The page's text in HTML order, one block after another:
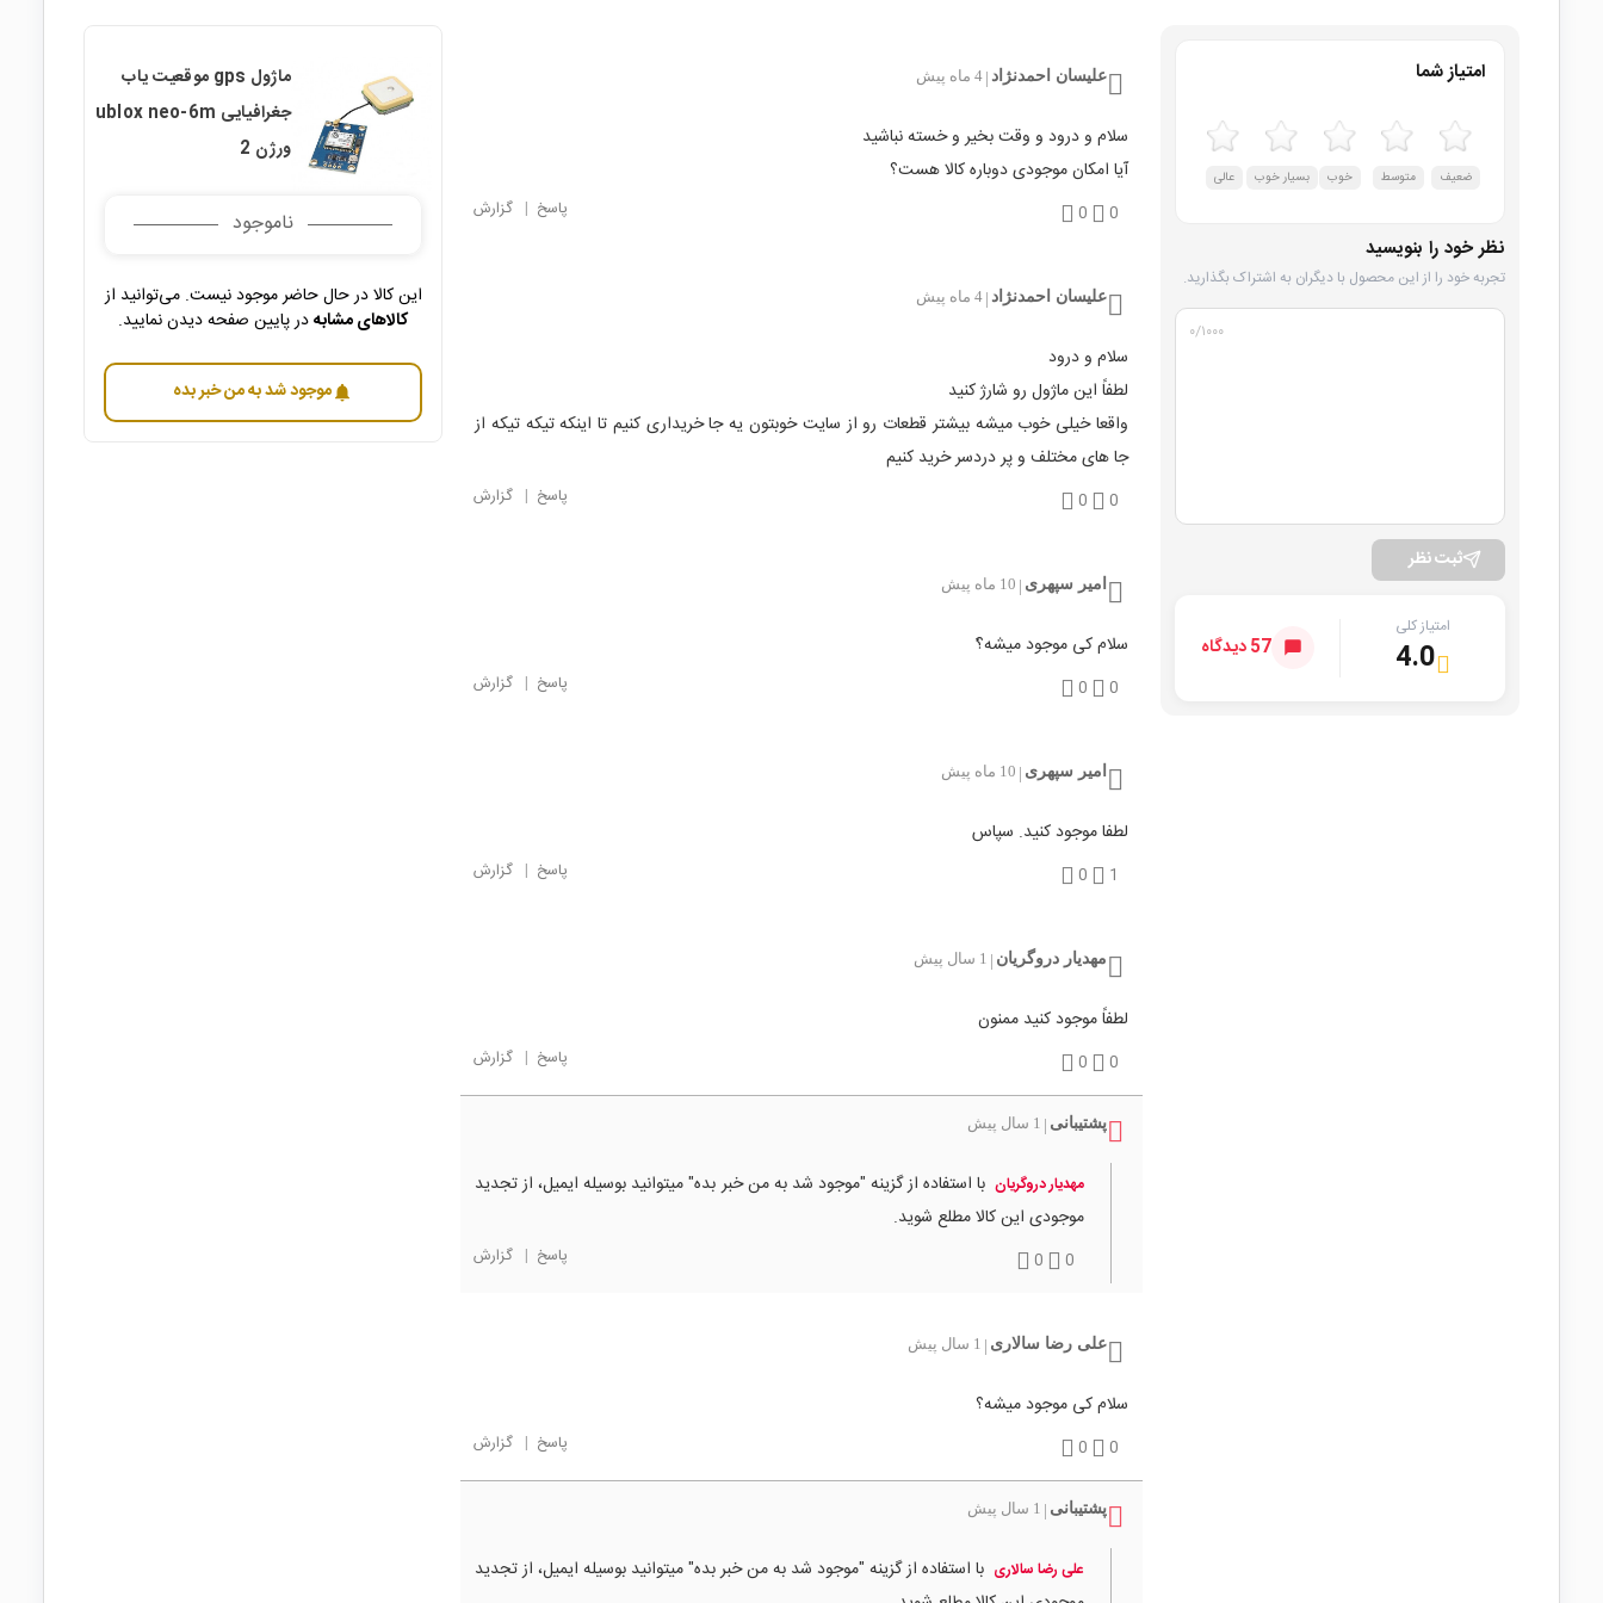
امتیاز شما
ضعیف متوسط خوب بسیار خوب عالی
نظر خود را بنویسید
تجربه خود را از این محصول با دیگران به اشتراک بگذارید.
۰/۱۰۰۰
ثبت نظر
امتیاز کلی
4.0 57 دیدگاه
علیسان احمدنژاد 4 ماه پیش
سلام و درود و وقت بخیر و خسته نباشید
آیا امکان موجودی دوباره کالا هست؟
0
0 پاسخ | گزارش
علیسان احمدنژاد 4 ماه پیش
سلام و درود
لطفاً این ماژول رو شارژ کنید
واقعا خیلی خوب میشه بیشتر قطعات رو از سایت خوبتون یه جا خریداری کنیم تا اینکه تیکه تیکه از
جا های مختلف و پر دردسر خرید کنیم
0
0 پاسخ | گزارش
امیر سپهری 10 ماه پیش
سلام کی موجود میشه؟ً
0
0 پاسخ | گزارش
امیر سپهری 10 ماه پیش
لطفا موجود کنید. سپاس
1
0 پاسخ | گزارش
مهدیار دروگریان 1 سال پیش
لطفاً موجود کنید ممنون
0
0 پاسخ | گزارش
پشتیبانی 1 سال پیش
مهدیار دروگریان با استفاده از گزینه "موجود شد به من خبر بده" میتوانید بوسیله ایمیل، از تجدید
موجودی این کالا مطلع شوید.
0
0 پاسخ | گزارش
علی رضا سالاری 1 سال پیش
سلام کی موجود میشه؟
0
0 پاسخ | گزارش
پشتیبانی 1 سال پیش
علی رضا سالاری با استفاده از گزینه "موجود شد به من خبر بده" میتوانید بوسیله ایمیل، از تجدید
ماژول gps موقعیت یاب
جغرافیایی ublox neo-6m
ورژن 2
ناموجود
این کالا در حال حاضر موجود نیست. می‌توانید از
کالاهای مشابهدر پایین صفحه دیدن نمایید.
notificationsموجود شد به من خبر بده